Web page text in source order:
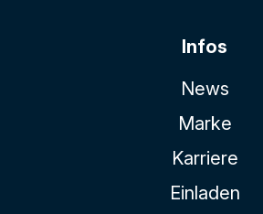
Infos
News
Marke
Karriere
Einladen